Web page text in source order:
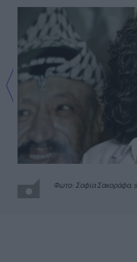
Φωτο: Σοφία Σακοράφα,